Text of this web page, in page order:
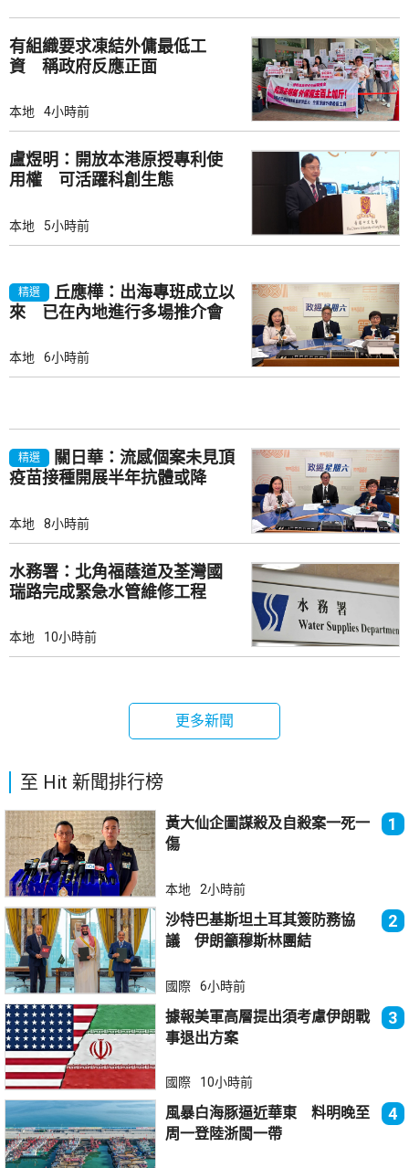
有組織要求凍結外傭最低工
資 稱政府反應正面
本地 4小時前
盧煜明：開放本港原授專利使
用權 可活躍科創生態
本地 5小時前
精選
丘應樺：出海專班成立以
來 已在內地進行多場推介會
本地 6小時前
精選
關日華：流感個案未見頂
疫苗接種開展半年抗體或降
本地 8小時前
水務署：北角福蔭道及荃灣國
瑞路完成緊急水管維修工程
本地 10小時前
更多新聞
至 Hit 新聞排行榜
黃大仙企圖謀殺及自殺案一死一
傷
1
本地 2小時前
沙特巴基斯坦土耳其簽防務協
議 伊朗籲穆斯林團結
2
國際 6小時前
據報美軍高層提出須考慮伊朗戰
事退出方案
3
國際 10小時前
風暴白海豚逼近華東 料明晚至
周一登陸浙閩一帶
4